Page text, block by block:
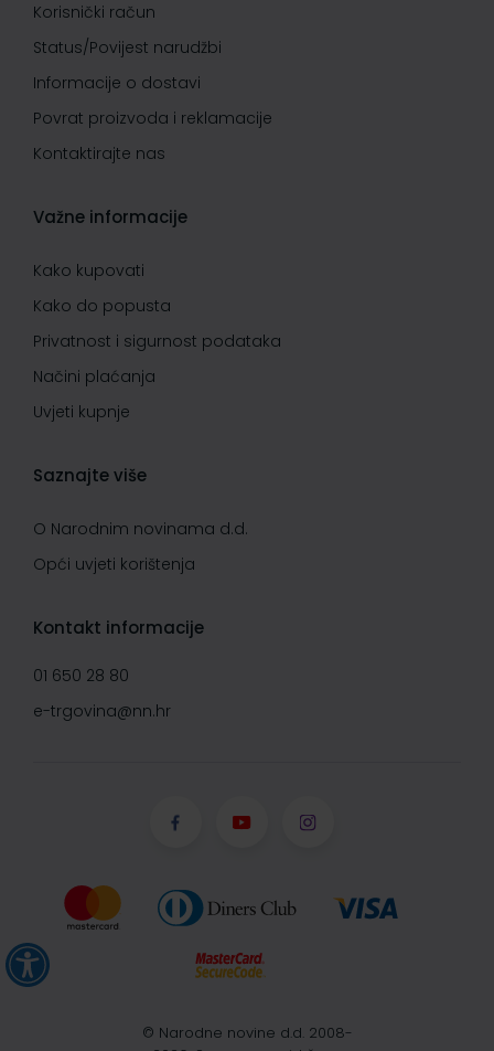
Korisnički račun
Status/Povijest narudžbi
Informacije o dostavi
Povrat proizvoda i reklamacije
Kontaktirajte nas
Važne informacije
Kako kupovati
Kako do popusta
Privatnost i sigurnost podataka
Načini plaćanja
Uvjeti kupnje
Saznajte više
O Narodnim novinama d.d.
Opći uvjeti korištenja
Kontakt informacije
01 650 28 80
e-trgovina@nn.hr
© Narodne novine d.d. 2008-